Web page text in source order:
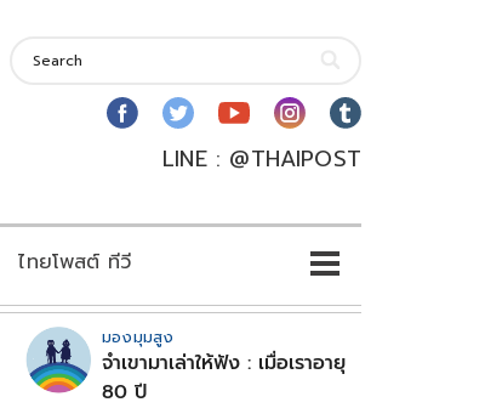
LINE : @THAIPOST
ไทยโพสต์ ทีวี
มองมุมสูง
จำเขามาเล่าให้ฟัง : เมื่อเราอายุ
80 ปี